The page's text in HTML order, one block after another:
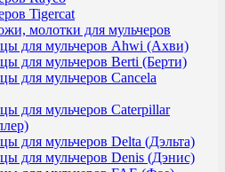
Tigercat
молотки для мульчеров
для мульчеров Ahwi (Ахви)
для мульчеров Berti (Берти)
для мульчеров Cancela
для мульчеров Caterpillar
для мульчеров Delta (Дэльта)
для мульчеров Denis (Дэнис)